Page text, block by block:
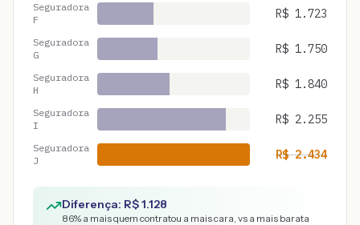
Seguradora
F
R$ 1.723
Seguradora
G
R$ 1.750
Seguradora
H
R$ 1.840
Seguradora
I
R$ 2.255
Seguradora
J
R$2.434
Diferença: R$1.128
86% a mais quem contratou a mais cara, vs a mais barata